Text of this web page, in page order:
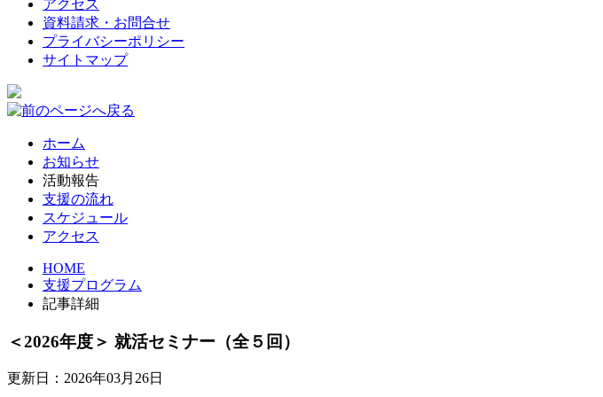
アクセス
資料請求・お問合せ
プライバシーポリシー
サイトマップ
ホーム
お知らせ
活動報告
支援の流れ
スケジュール
アクセス
HOME
支援プログラム
記事詳細
＜2026年度＞ 就活セミナー（全５回）
更新日：2026年03月26日